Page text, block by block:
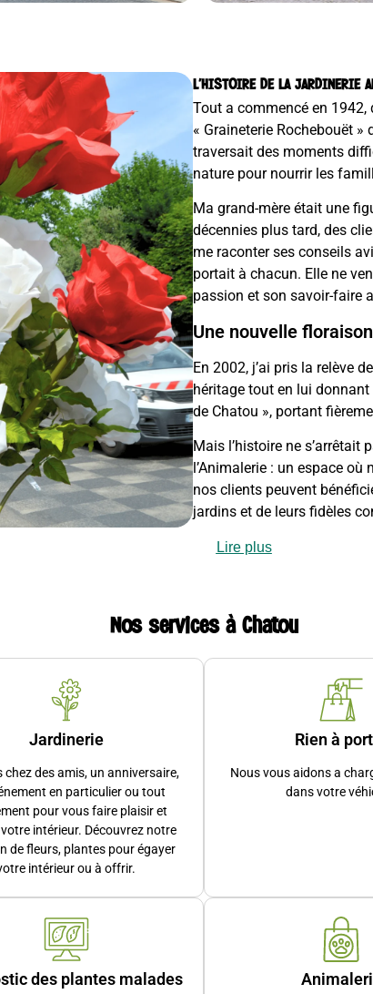
L’HISTOIRE DE LA JARDINERIE
Tout a commencé en
« Graineterie Rochebouët »
traversait des moments
nature pour nourrir les
Ma grand-mère était une
décennies plus tard, des
me raconter ses conseils
portait à chacun. Elle ne
passion et son savoir-faire
Une nouvelle floraison
En 2002, j’ai pris la relève
héritage tout en lui donnant
de Chatou », portant
Mais l’histoire ne s’arrêtait
l’Animalerie : un espace
nos clients peuvent
jardins et de leurs fidèles
sélectionnés qui transforment
plus vite, nous prenons le temps pour vous et avec
de stationnement 20 minutes devant l’animalerie,
devrait jamais être entravée par les contraintes
chez vous en cas de besoin, et grâce à notre
Nous participons au concours des plus belles
Lire plus
Nos services à Chatou
Jardinerie
chez des amis, un anniversaire,
en particulier ou tout
pour vous faire plaisir et
intérieur. Découvrez notre
de fleurs, plantes pour égayer
intérieur ou à offrir.
Rien à
Nous vous aidons a
dans votre
des plantes malades